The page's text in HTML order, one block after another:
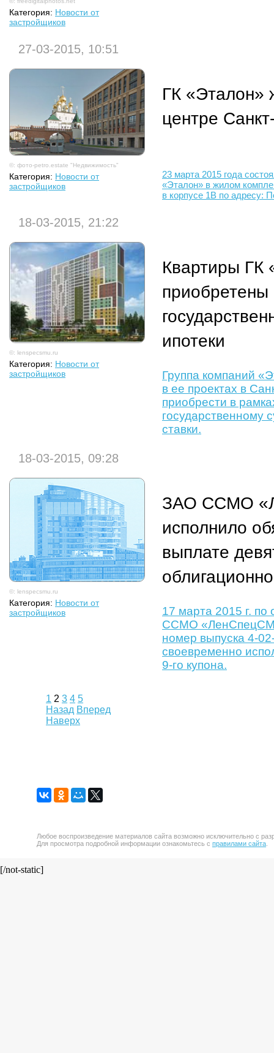
Категория: Новости от
застройщиков
27-03-2015, 10:51
©: фото-petro.estate "Недвижимость"
Категория: Новости от
застройщиков
ГК «Эталон»
центре
23 марта 2015 года
«Эталон» в жилом
в корпусе 1В по адресу:
18-03-2015, 21:22
©: lenspecsmu.ru
Категория: Новости от
застройщиков
Квартиры ГК
ипотеки
Группа компаний
в ее проектах в
приобрести в
государственному
ставки.
18-03-2015, 09:28
©: lenspecsmu.ru
Категория: Новости от
застройщиков
ЗАО ССМО
исполнило
выплате
17 марта 2015 г.
ССМО
номер выпуска 4-
своевременно
9-го купона.
1 2 3 4 5
Назад Вперед
Наверх
Любое воспроизведение материалов сайта возможно исключительно с
Для просмотра подробной информации ознакомьтесь с правилами сайта.
[/not-static]